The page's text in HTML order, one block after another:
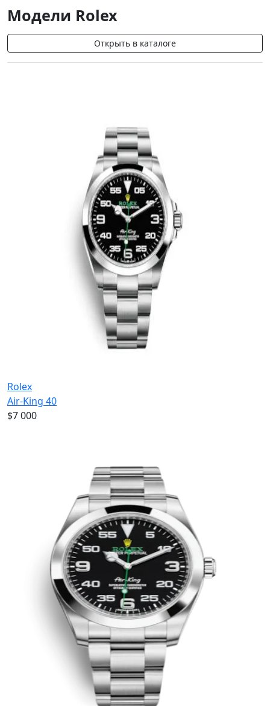
Модели Rolex
Открыть в каталоге
Rolex
Air-King 40
$7 000